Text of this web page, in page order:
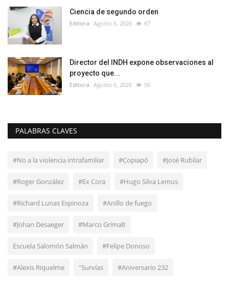
Ciencia de segundo orden
Editora Agosto 6, 2026 67
Director del INDH expone observaciones al
proyecto que...
Editora Agosto 6, 2026 56
PALABRAS CLAVES
#No a la violencia intrafamiliar #Copiapó #José Rubilar
#Roger González #Ex Cora #Hugo Silva Lemus
#Richard Lunas Espinoza #Anillo de fuego
#Johan Desaeger #Marco Grimalt
Escuela Salomón Salmán #Felipe Donoso
#Alexis Riquelme "Survías #Aniversario 232